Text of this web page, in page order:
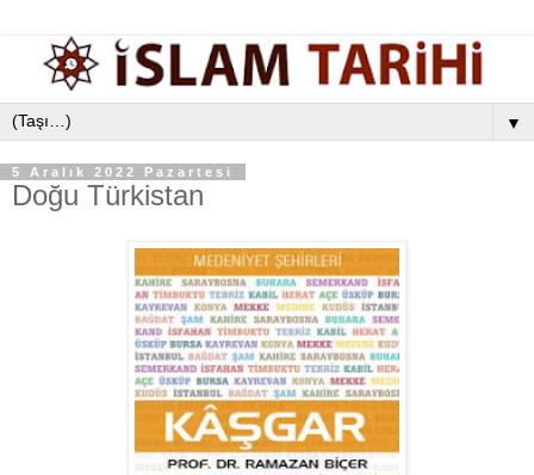
▼
5 Aralık 2022 Pazartesi
Doğu Türkistan